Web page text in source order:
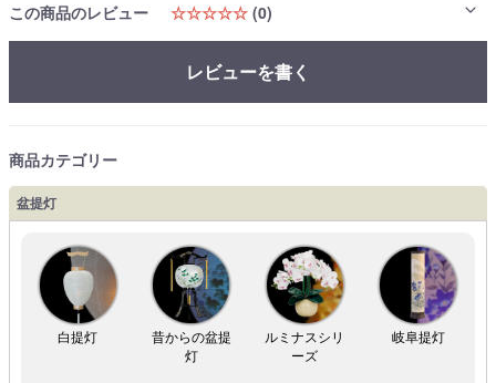
この商品のレビュー ☆☆☆☆☆ (0)
レビューを書く
商品カテゴリー
盆提灯
白提灯
昔からの盆提
灯
ルミナスシリ
ーズ
岐阜提灯